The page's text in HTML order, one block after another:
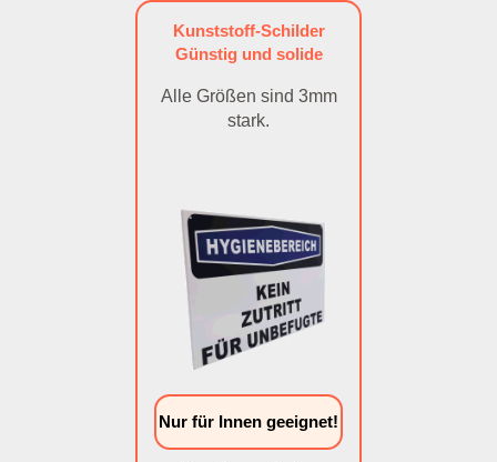
Kunststoff-Schilder
Günstig und solide
Alle Größen sind 3mm
stark.
Nur für Innen geeignet!